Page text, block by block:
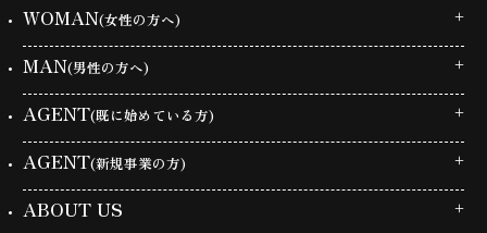
WOMAN(女性の方へ)
MAN(男性の方へ)
AGENT(既に始めている方)
AGENT(新規事業の方)
ABOUT US